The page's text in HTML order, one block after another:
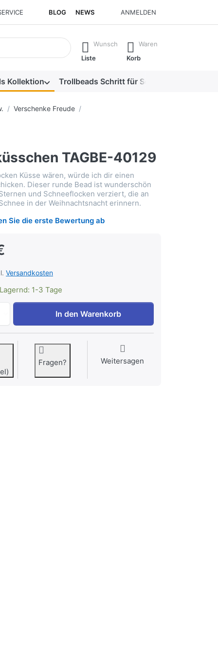
BLOG NEWS ANMELDEN
erste Ergebnisse. Drücken Sie die Eingabetaste, um alle
Wunsch
Liste
Waren
Korb
Kollektion Trollbeads Schritt für Schritt
Verschenke Freude
TAGBE-40129
Küsse wären, würde ich dir einen
Dieser runde Bead ist wunderschön
und Schneeflocken verziert, die an
in der Weihnachtsnacht erinnern.
Sie die erste Bewertung ab
Versandkosten
Lagernd: 1-3 Tage
Schneeküsschen TAGBE-40129 zu 69,00 €, Menge 1.
In den Warenkorb
Fragen? Weitersagen